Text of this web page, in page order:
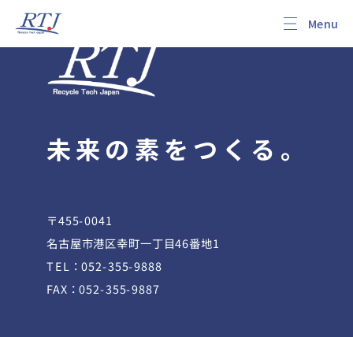
未来の素をつくる。
〒455-0041
名古屋市港区幸町一丁目46番地1
TEL：052-355-9888
FAX：052-355-9887